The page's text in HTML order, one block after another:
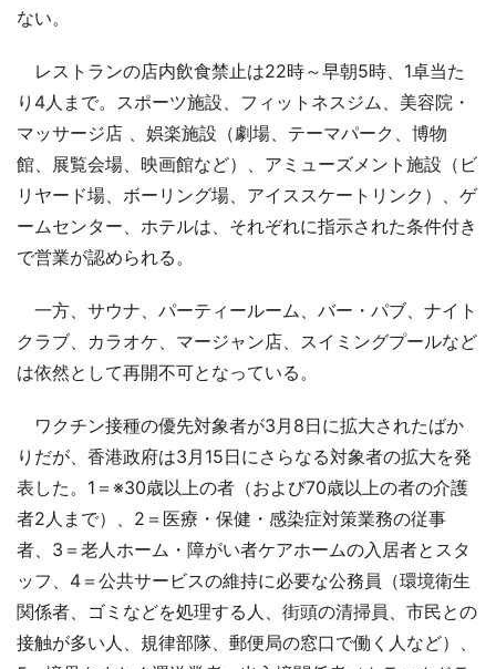
ない。
レストランの店内飲食禁止は22時～早朝5時、1卓当た
り4人まで。スポーツ施設、フィットネスジム、美容院・
マッサージ店 、娯楽施設（劇場、テーマパーク、博物
館、展覧会場、映画館など）、アミューズメント施設（ビ
リヤード場、ボーリング場、アイススケートリンク）、ゲ
ームセンター、ホテルは、それぞれに指示された条件付き
で営業が認められる。
一方、サウナ、パーティールーム、バー・パブ、ナイト
クラブ、カラオケ、マージャン店、スイミングプールなど
は依然として再開不可となっている。
ワクチン接種の優先対象者が3月8日に拡大されたばか
りだが、香港政府は3月15日にさらなる対象者の拡大を発
表した。1＝※30歳以上の者（および70歳以上の者の介護
者2人まで）、2＝医療・保健・感染症対策業務の従事
者、3＝老人ホーム・障がい者ケアホームの入居者とスタ
ッフ、4＝公共サービスの維持に必要な公務員（環境衛生
関係者、ゴミなどを処理する人、街頭の清掃員、市民との
接触が多い人、規律部隊、郵便局の窓口で働く人など）、